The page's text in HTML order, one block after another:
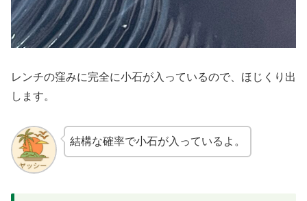
レンチの窪みに完全に小石が入っているので、ほじくり出
します。
結構な確率で小石が入っているよ。